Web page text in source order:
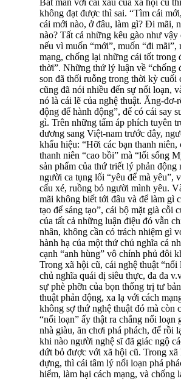
Bất mãn với cái xấu của xã hội cũ
không đạt được thì sai. “Tìm cái
cái mới nào, ở đâu, làm gì? Đi mãi,
nào? Tất cả những kêu gào như
nếu vì muốn “mới”, muốn “đi mãi”,
mạng, chống lại những cái tốt trong
thời”. Những thứ lý luận về “chống
son đã thối ruỗng trong thời kỳ
cũng đã nói nhiều đến sự nổi loạn,
nó là cái lẽ của nghệ thuật. Ăng-
động để hành động”, để có cái say
gì. Trên những tấm áp phích tuyên
dương sang Việt-nam trước đây,
khẩu hiệu: “Hỡi các bạn thanh
thanh niên “cao bồi” mà “lối sống
sản phẩm của thứ triết lý phản
người ca tụng lối “yêu để mà yêu”,
cấu xé, ruồng bỏ người mình yêu.
mãi không biết tới đâu và để làm gì
tạo để sáng tạo”, cái bộ mặt già cỗi
của tất cả những luận điệu đó vẫn
nhân, không cần có trách nhiệm gì
hành hạ của một thứ chủ nghĩa cá
cạnh “anh hùng” vô chính phủ đôi
Trong xã hội cũ, cái nghệ thuật
chủ nghĩa quái dị siêu thực, đa đa
sự phè phỡn của bọn thống trị tư
thuật phản động, xa lạ với cách
không sợ thứ nghệ thuật đó mà
“nổi loạn” ấy thật ra chẳng nổi
nhà giàu, ăn chơi phá phách, để rồi
khi nào người nghệ sĩ đã giác ngộ
dứt bỏ được với xã hội cũ. Trong xã
dựng, thì cái tâm lý nổi loạn phá
hiểm, làm hại cách mạng, và chống